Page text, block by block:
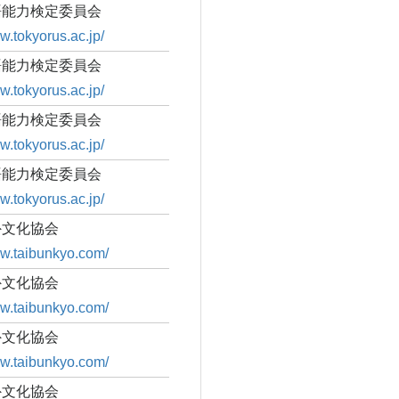
力検定委員会
力検定委員会
力検定委員会
力検定委員会
化協会
化協会
化協会
化協会